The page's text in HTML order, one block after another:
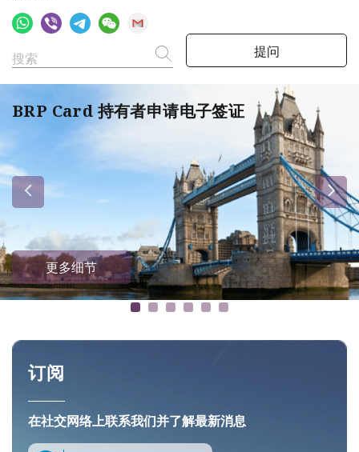
提问
BRP Card 持有者申请电子签证
更多细节
订阅
在社交网络上联系我们并了解最新消息